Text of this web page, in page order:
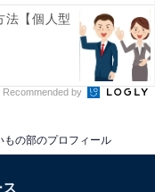
もの部のプロフィール
法【個人型
Recommended by